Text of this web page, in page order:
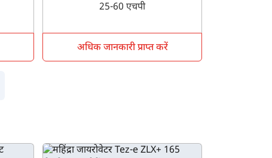
25-60 एचपी
अधिक जानकारी प्राप्त करें